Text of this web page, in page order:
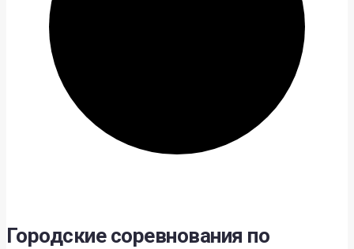
Городские соревнования по